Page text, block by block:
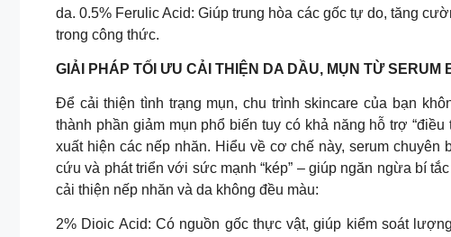
da. 0.5% Ferulic Acid: Giúp trung hòa các gốc tự do, tăng
trong công thức.
GIẢI PHÁP TỐI ƯU CẢI THIỆN DA DẦU, MỤN TỪ SERUM
Để cải thiện tình trạng mụn, chu trình skincare của bạn
thành phần giảm mụn phổ biến tuy có khả năng hỗ trợ
xuất hiện các nếp nhăn. Hiểu về cơ chế này, serum
cứu và phát triển với sức mạnh “kép” – giúp ngăn ngừa bí
cải thiện nếp nhăn và da không đều màu:
2% Dioic Acid: Có nguồn gốc thực vật, giúp kiểm soát